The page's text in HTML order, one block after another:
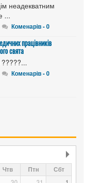
неадекватним
...
Коменарів - 0
працівників
свята
?????...
Коменарів - 0
Чтв Птн Сбт